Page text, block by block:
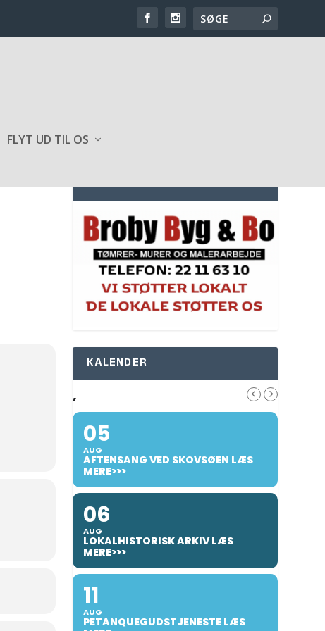
FLYT UD TIL OS
SPONSOR AF HJEMMESIDEN
KALENDER
,
05
AUG
AFTENSANG VED SKOVSØEN LÆS
MERE>>>
06
AUG
LOKALHISTORISK ARKIV LÆS
MERE>>>
11
AUG
PETANQUEGUDSTJENESTE LÆS